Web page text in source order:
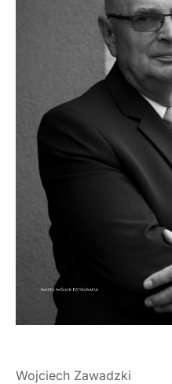
Wojciech Zawadzki